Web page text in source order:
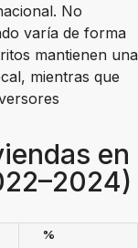
No
varía de forma
mantienen una
mientras que
en
%